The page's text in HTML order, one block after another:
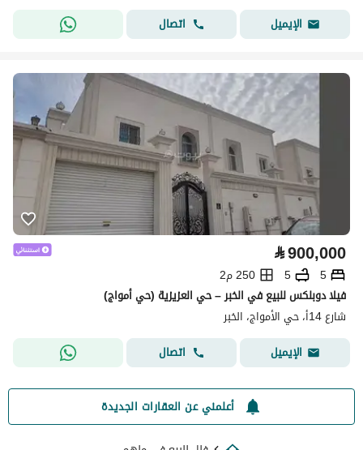
الإيميل
اتصال
⃁900,000
5
5
250 م2
فيلا دوبلكس للبيع في الخبر – حي العزيزية (حي أمواج)
شارع 14أ، حي الأمواج، الخبر
الإيميل
اتصال
أعلمني عن العقارات الجديدة